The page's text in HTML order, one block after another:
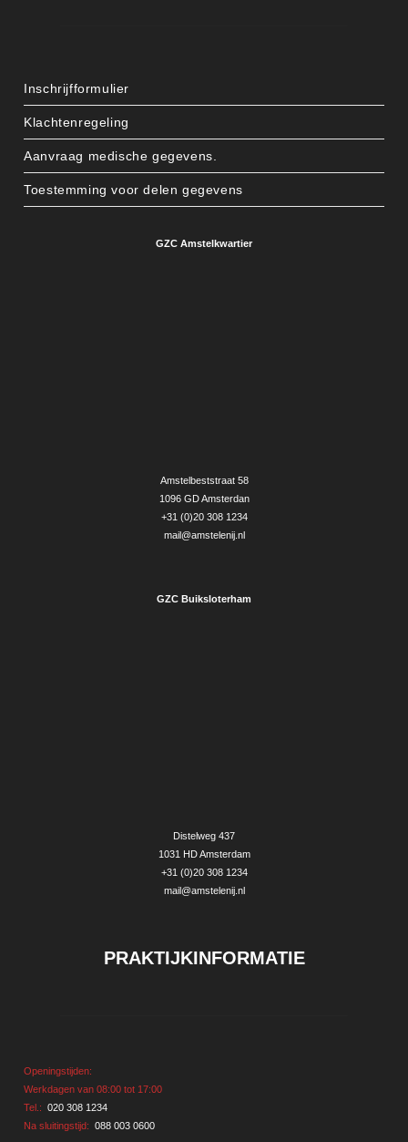
Inschrijfformulier
Klachtenregeling
Aanvraag medische gegevens.
Toestemming voor delen gegevens
GZC Amstelkwartier
Amstelbeststraat 58
1096 GD Amsterdan
+31 (0)20 308 1234
mail@amstelenij.nl
GZC Buiksloterham
Distelweg 437
1031 HD Amsterdam
+31 (0)20 308 1234
mail@amstelenij.nl
PRAKTIJKINFORMATIE
Openingstijden:
Werkdagen van 08:00 tot 17:00
Tel.:020 308 1234
Na sluitingstijd:088 003 0600